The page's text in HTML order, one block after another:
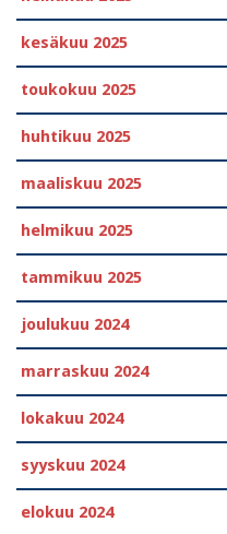
kesäkuu 2025
toukokuu 2025
huhtikuu 2025
maaliskuu 2025
helmikuu 2025
tammikuu 2025
joulukuu 2024
marraskuu 2024
lokakuu 2024
syyskuu 2024
elokuu 2024